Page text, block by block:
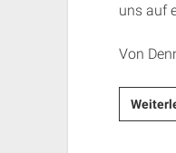
uns auf
Von